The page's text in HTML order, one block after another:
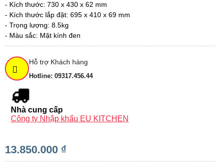
- Kích thước: 730 x 430 x 62 mm
- Kích thước lắp đặt: 695 x 410 x 69 mm
- Trọng lượng: 8.5kg
- Màu sắc: Mặt kính đen
Hỗ trợ Khách hàng
Hotline: 09317.456.44
Nhà cung cấp
Công ty Nhập khẩu EU KITCHEN
13.850.000 ₫